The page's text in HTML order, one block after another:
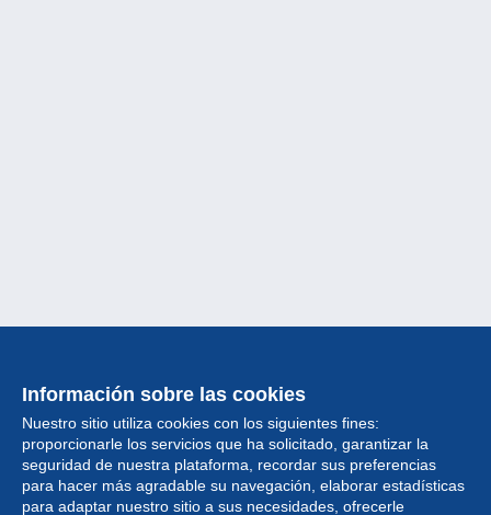
Información sobre las cookies
Nuestro sitio utiliza cookies con los siguientes fines:
proporcionarle los servicios que ha solicitado, garantizar la
seguridad de nuestra plataforma, recordar sus preferencias
para hacer más agradable su navegación, elaborar estadísticas
para adaptar nuestro sitio a sus necesidades, ofrecerle